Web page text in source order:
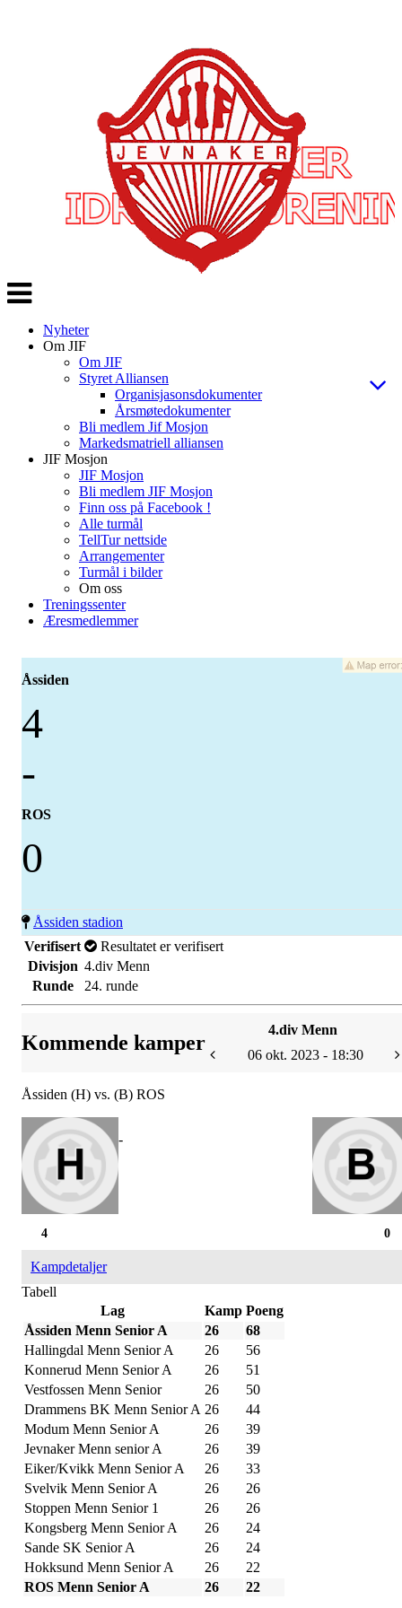
Veksle
navigasjon
Nyheter
Om JIF
Om JIF
Styret Alliansen
Organisjasonsdokumenter
Årsmøtedokumenter
Bli medlem Jif Mosjon
Markedsmatriell alliansen
JIF Mosjon
JIF Mosjon
Bli medlem JIF Mosjon
Finn oss på Facebook !
Alle turmål
TellTur nettside
Arrangementer
Turmål i bilder
Om oss
Treningssenter
Æresmedlemmer
Åssiden
4
-
ROS
0
Åssiden stadion
Verifisert
Resultatet er verifisert
Divisjon 4.div Menn
Runde
24. runde
Kommende kamper
4.div Menn
06 okt. 2023 - 18:30
Åssiden (H) vs. (B) ROS
-
0
4
Kampdetaljer
Tabell
Lag
Kamp Poeng
Åssiden Menn Senior A
26
68
Hallingdal Menn Senior A
26
56
Konnerud Menn Senior A
26
51
Vestfossen Menn Senior
26
50
Drammens BK Menn Senior A 26
44
Modum Menn Senior A
26
39
Jevnaker Menn senior A
26
39
Eiker/Kvikk Menn Senior A
26
33
Svelvik Menn Senior A
26
26
Stoppen Menn Senior 1
26
26
Kongsberg Menn Senior A
26
24
Sande SK Senior A
26
24
Hokksund Menn Senior A
26
22
ROS Menn Senior A
26 22